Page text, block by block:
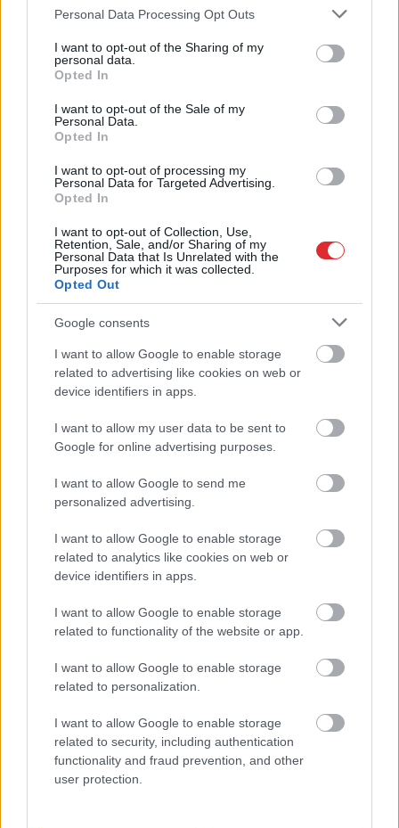
Please note that this website/app uses one or more Google
not limited to your visit or usage behaviour. You may click to
grant or deny consent to Google and its third-party tags to
use your data for below specified purposes in below Google
consent section.
Personal Data Processing Opt Outs
I want to opt-out of the Sharing of my
personal data.
Opted In
I want to opt-out of the Sale of my
Personal Data.
Opted In
I want to opt-out of processing my
Personal Data for Targeted Advertising.
Opted In
I want to opt-out of Collection, Use,
Retention, Sale, and/or Sharing of my
Personal Data that Is Unrelated with the
Purposes for which it was collected.
Opted Out
Google consents
I want to allow Google to enable storage
related to advertising like cookies on web or
device identifiers in apps.
I want to allow my user data to be sent to
Google for online advertising purposes.
I want to allow Google to send me
personalized advertising.
I want to allow Google to enable storage
related to analytics like cookies on web or
device identifiers in apps.
I want to allow Google to enable storage
related to functionality of the website or app.
I want to allow Google to enable storage
related to personalization.
I want to allow Google to enable storage
related to security, including authentication
functionality and fraud prevention, and other
user protection.
nevaru aizmirst… Es
vairs nevēlos apmeklēt
savu draugu bēres
vilšanos par
sabiedrisko transportu:
Lai tiktu no Jelgavas uz
Rīgu, 2 stundas dienā
“Tāvar ākstīties savā
virtuvē, nevis uz skatuves!”
Elita Mīlgrāve ļāvusies
negaidīti erotiskai skatuves
deja ar Eirovīzijas zvaigzni
ASV izlūkdienesti atklāj
Putina iespējamo
nākamo soli: risks
pieaugs jau šoruden
ArmandsPuče:
“Skaidrs, ka tas ir
vai jūs domājat, ka visi
Latvijā ir muļķi?”
Atcelt Ziņot